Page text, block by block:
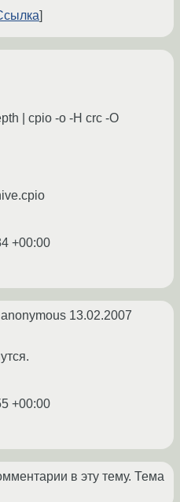
| cpio -o -H crc -O
+00:00
13.02.2007
+00:00
в эту тему. Тема